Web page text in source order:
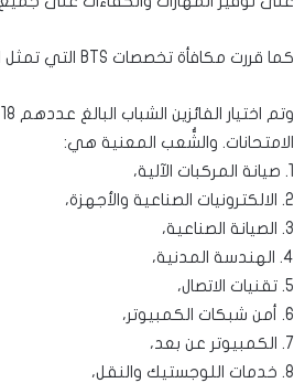
كما قررت مكافأة تخصصات BTS التي تمثل القطاعات ذات الأولوية في سوق العمل، حسب تعبير الأمين العام.
الامتحانات. والشُّعب المعنية هي:
1. صيانة المركبات الآلية،
2. الالكترونيات الصناعية والأجهزة،
3. الصيانة الصناعية،
4. الهندسة المدنية،
5. تقنيات الاتصال،
6. أمن شبكات الكمبيوتر،
7. الكمبيوتر عن بعد،
8. خدمات اللوجستيك والنقل،